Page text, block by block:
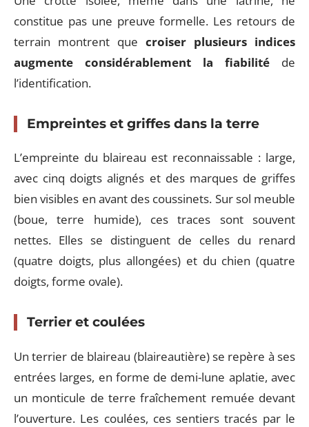
constitue pas une preuve formelle. Les retours de
terrain montrent que croiser plusieurs indices
augmente considérablement la fiabilité de
l’identification.
Empreintes et griffes dans la terre
L’empreinte du blaireau est reconnaissable : large,
avec cinq doigts alignés et des marques de griffes
bien visibles en avant des coussinets. Sur sol meuble
(boue, terre humide), ces traces sont souvent
nettes. Elles se distinguent de celles du renard
(quatre doigts, plus allongées) et du chien (quatre
doigts, forme ovale).
Terrier et coulées
Un terrier de blaireau (blaireautière) se repère à ses
entrées larges, en forme de demi-lune aplatie, avec
un monticule de terre fraîchement remuée devant
l’ouverture. Les coulées, ces sentiers tracés par le